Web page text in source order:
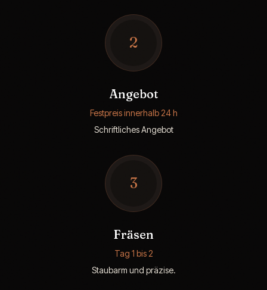
2
Angebot
Festpreis innerhalb 24 h
Schriftliches Angebot
3
Fräsen
Tag 1 bis 2
Staubarm und präzise.